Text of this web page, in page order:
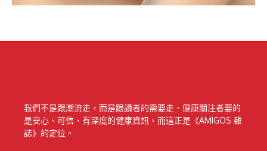
我們不是跟潮流走，而是跟讀者的需要走。健康關注者要的
是安心、可信、有深度的健康資訊，而這正是《AMIGOS 雜
誌》的定位。